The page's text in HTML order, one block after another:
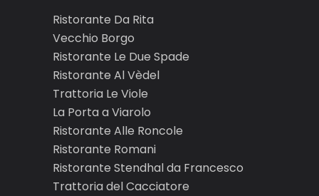
Ristorante Da Rita
Vecchio Borgo
Ristorante Le Due Spade
Ristorante Al Vèdel
Trattoria Le Viole
La Porta a Viarolo
Ristorante Alle Roncole
Ristorante Romani
Ristorante Stendhal da Francesco
Trattoria del Cacciatore